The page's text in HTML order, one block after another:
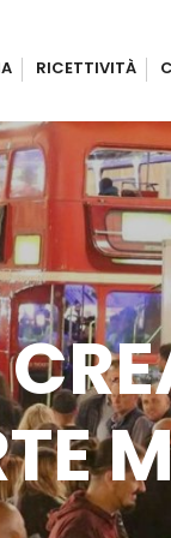
RICETTIVITÀ